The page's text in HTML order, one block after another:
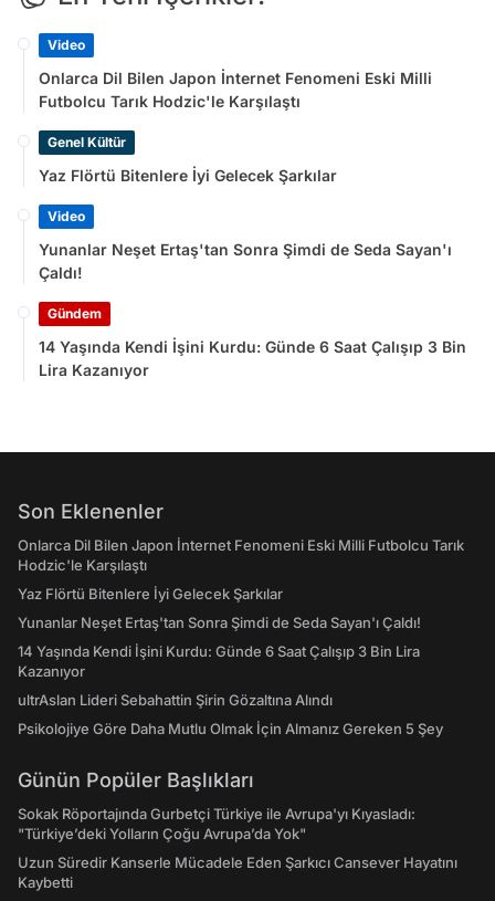
Video
Onlarca Dil Bilen Japon İnternet Fenomeni Eski Milli
Futbolcu Tarık Hodzic'le Karşılaştı
Genel Kültür
Yaz Flörtü Bitenlere İyi Gelecek Şarkılar
Video
Yunanlar Neşet Ertaş'tan Sonra Şimdi de Seda Sayan'ı
Çaldı!
Gündem
14 Yaşında Kendi İşini Kurdu: Günde 6 Saat Çalışıp 3 Bin
Lira Kazanıyor
Son Eklenenler
Onlarca Dil Bilen Japon İnternet Fenomeni Eski Milli Futbolcu Tarık
Hodzic'le Karşılaştı
Yaz Flörtü Bitenlere İyi Gelecek Şarkılar
Yunanlar Neşet Ertaş'tan Sonra Şimdi de Seda Sayan'ı Çaldı!
14 Yaşında Kendi İşini Kurdu: Günde 6 Saat Çalışıp 3 Bin Lira
Kazanıyor
ultrAslan Lideri Sebahattin Şirin Gözaltına Alındı
Psikolojiye Göre Daha Mutlu Olmak İçin Almanız Gereken 5 Şey
Günün Popüler Başlıkları
Sokak Röportajında Gurbetçi Türkiye ile Avrupa'yı Kıyasladı:
"Türkiye’deki Yolların Çoğu Avrupa’da Yok"
Uzun Süredir Kanserle Mücadele Eden Şarkıcı Cansever Hayatını
Kaybetti